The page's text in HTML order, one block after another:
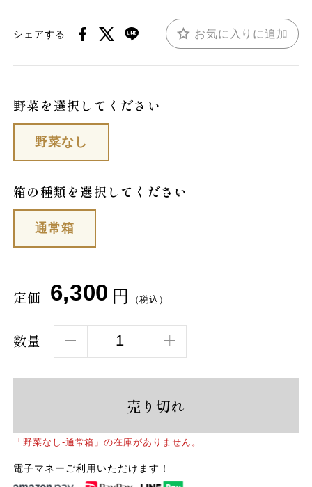
シェアする お気に入りに追加
野菜を選択してください
野菜なし
箱の種類を選択してください
通常箱
定価 6,300 円 （税込）
数量
売り切れ
「野菜なし-通常箱」の在庫がありません。
電子マネーご利用いただけます！